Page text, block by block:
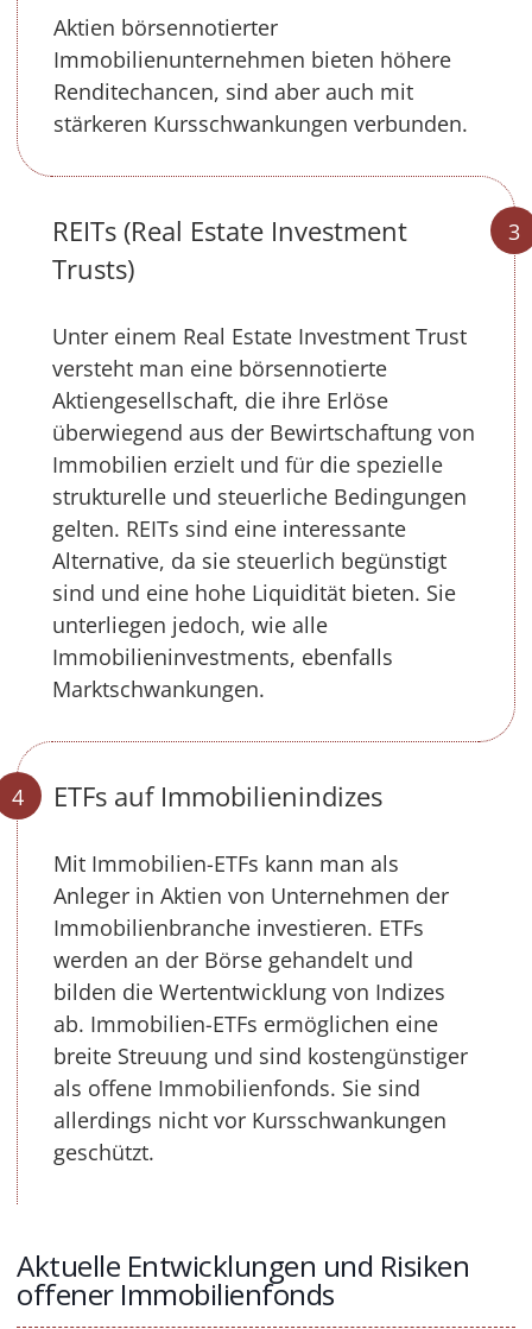
Aktien börsennotierter
Immobilienunternehmen bieten höhere
Renditechancen, sind aber auch mit
stärkeren Kursschwankungen verbunden.
REITs (Real Estate Investment
Trusts)
Unter einem Real Estate Investment Trust
versteht man eine börsennotierte
Aktiengesellschaft, die ihre Erlöse
überwiegend aus der Bewirtschaftung von
Immobilien erzielt und für die spezielle
strukturelle und steuerliche Bedingungen
gelten. REITs sind eine interessante
Alternative, da sie steuerlich begünstigt
sind und eine hohe Liquidität bieten. Sie
unterliegen jedoch, wie alle
Immobilieninvestments, ebenfalls
Marktschwankungen.
ETFs auf Immobilienindizes
Mit Immobilien-ETFs kann man als
Anleger in Aktien von Unternehmen der
Immobilienbranche investieren. ETFs
werden an der Börse gehandelt und
bilden die Wertentwicklung von Indizes
ab. Immobilien-ETFs ermöglichen eine
breite Streuung und sind kostengünstiger
als offene Immobilienfonds. Sie sind
allerdings nicht vor Kursschwankungen
geschützt.
Aktuelle Entwicklungen und Risiken
offener Immobilienfonds